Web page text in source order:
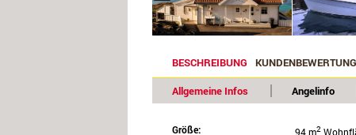
BESCHREIBUNG KUNDENBEWERTUNG
Allgemeine Infos
Angelinfo
Größe: 94 m2